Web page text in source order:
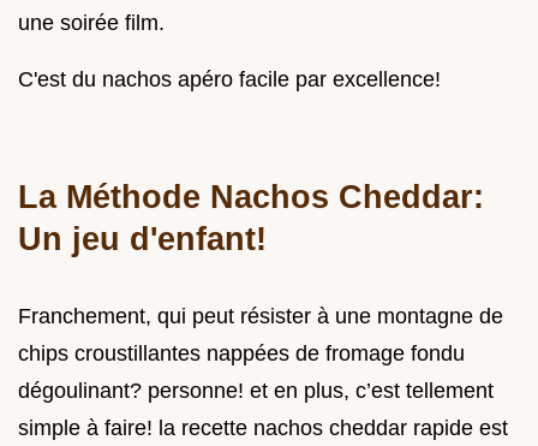
une soirée film.
C'est du nachos apéro facile par excellence!
La Méthode Nachos Cheddar:
Un jeu d'enfant!
Franchement, qui peut résister à une montagne de
chips croustillantes nappées de fromage fondu
dégoulinant? personne! et en plus, c’est tellement
simple à faire! la recette nachos cheddar rapide est